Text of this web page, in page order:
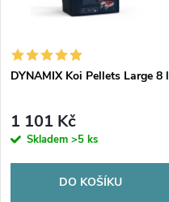
DYNAMIX Koi Pellets Large 8 l
1 101 Kč
Skladem >5 ks
DO KOŠÍKU